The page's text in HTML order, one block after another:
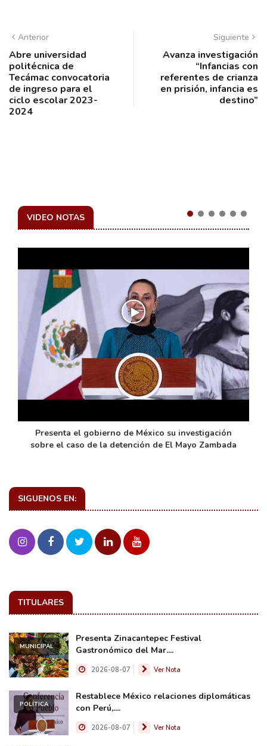
Anterior
Abre universidad
politécnica de
Tecámac convocatoria
de ingreso para el
ciclo escolar 2023-
2024
Siguiente
Avanza investigación
“Infancias con
referentes de crianza
en prisión, infancia es
destino”
VIDEO NOTAS
Presenta el gobierno de México su investigación
sobre el caso de la detención de El Mayo Zambada
SIGUENOS EN:
TITULARES
MUNICIPAL
Presenta Zinacantepec Festival
Gastronómico del Mar....
2026-08-07 Ver Nota
POLÍTICA
Restablece México relaciones diplomáticas
con Perú,....
2026-08-07 Ver Nota